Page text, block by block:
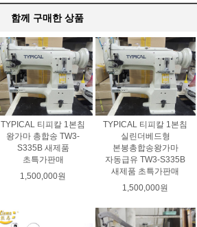
함께 구매한 상품
TYPICAL 티피칼 1본침
왕가마 총합송 TW3-
S335B 새제품
초특가판매
1,500,000원
TYPICAL 티피칼 1본침
실린더베드형
본봉총합송왕가마
자동급유 TW3-S335B
새제품 초특가판매
1,500,000원